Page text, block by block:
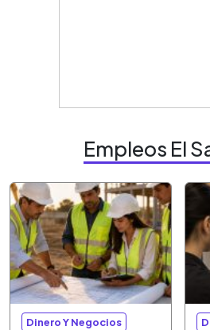
Empleos El
Dinero Y Negocios